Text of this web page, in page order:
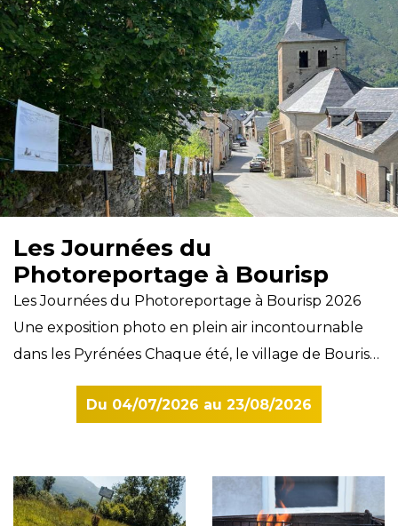
Les Journées du
Photoreportage à Bourisp
Les Journées du Photoreportage à Bourisp 2026
Une exposition photo en plein air incontournable
dans les Pyrénées Chaque été, le village de Bourisp,
rencontre privilégié entre photographie, reportage
reviennent pour leur 11ᵉ édition et invitent
habitants, vacanciers et passionnés d'image à
Du 04/07/2026 au 23/08/2026